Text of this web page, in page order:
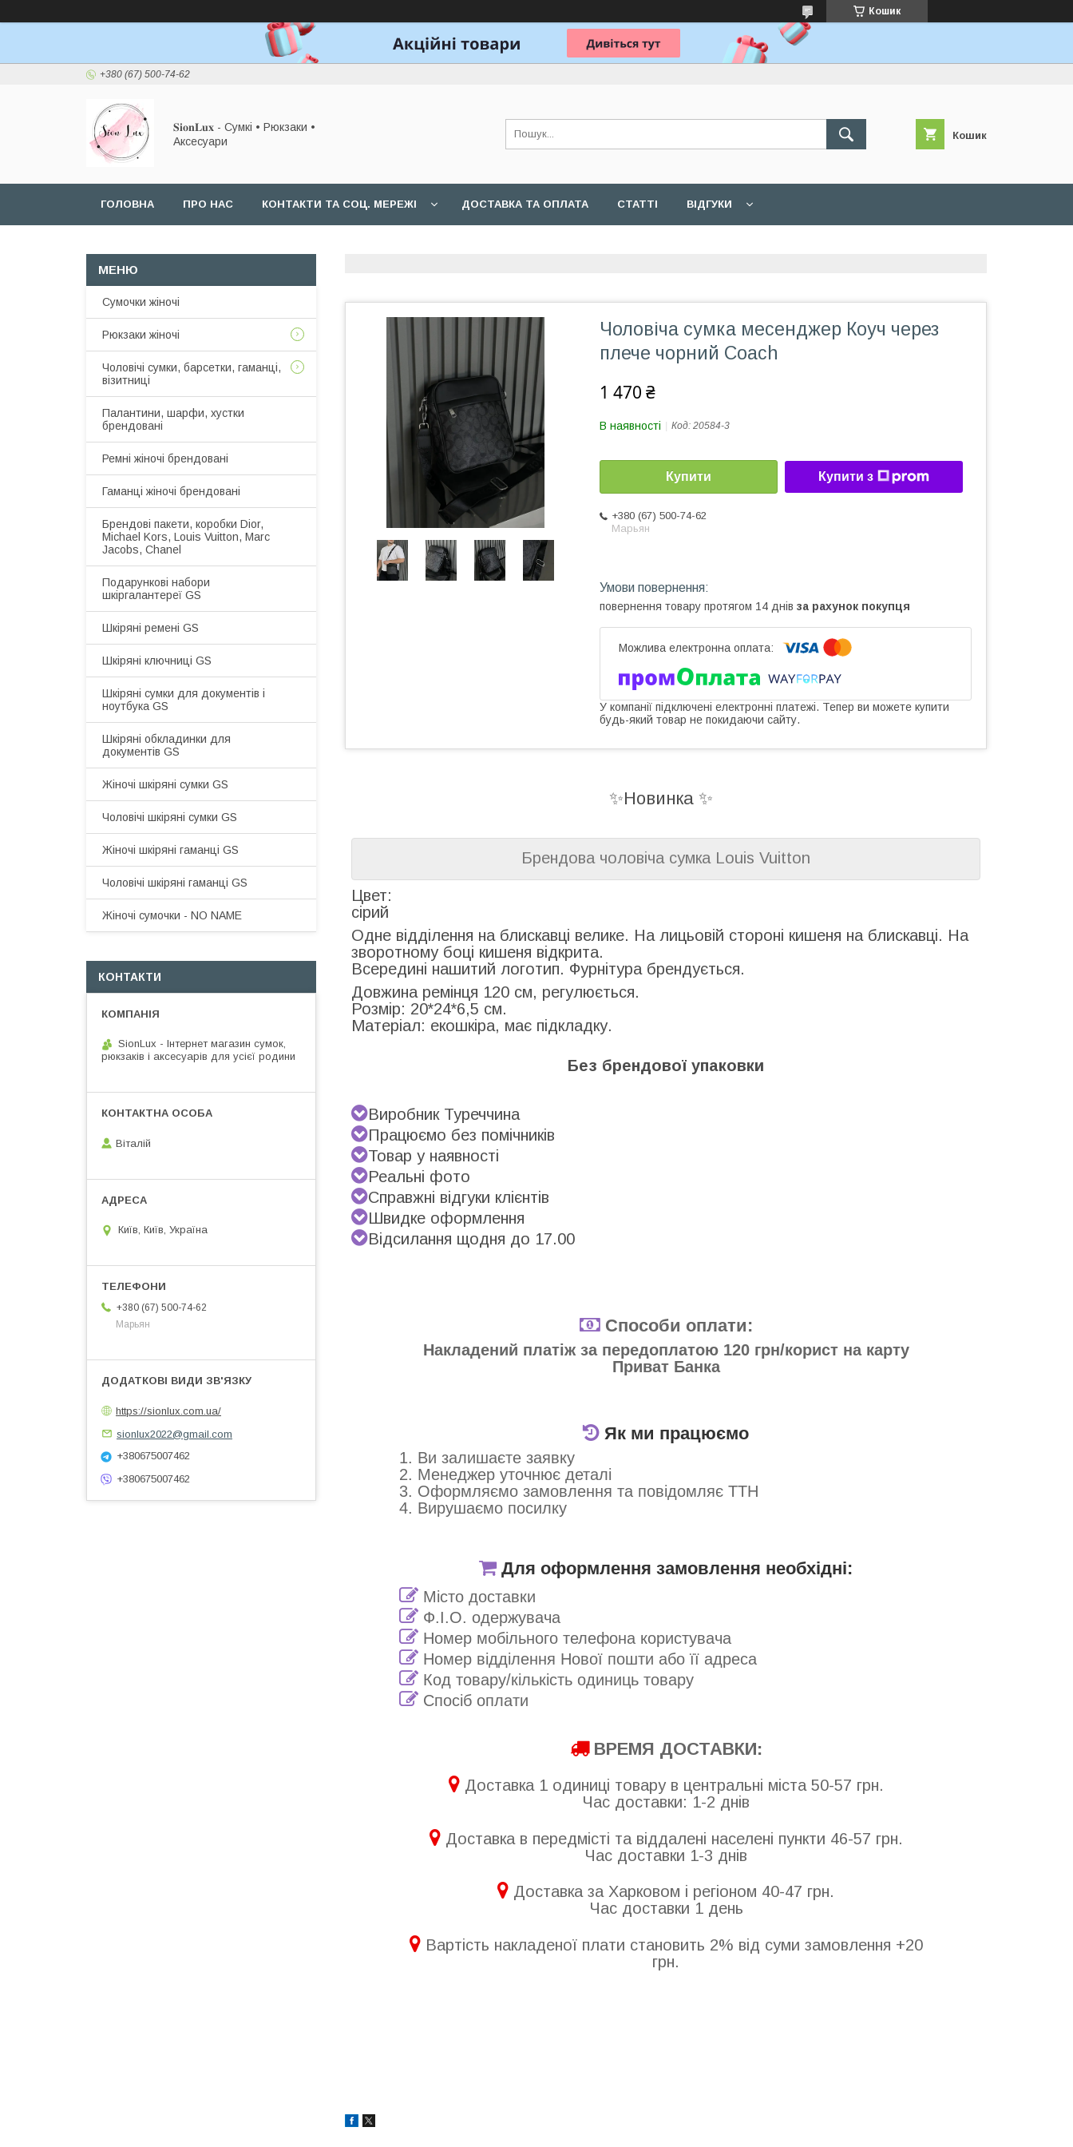
Кошик
+380 (67) 500-74-62
𝐒𝐢𝐨𝐧𝐋𝐮𝐱 - Сумкі • Рюкзаки •
Аксесуари
Кошик
ГОЛОВНА ПРО НАС КОНТАКТИ ТА СОЦ. МЕРЕЖІ ДОСТАВКА ТА ОПЛАТА СТАТТІ ВІДГУКИ
Чоловіча сумка месенджер Коуч через
плече чорний Coach
1 470 ₴
В наявності Код: 20584-3
Купити Купити з
+380 (67) 500-74-62
Марьян
повернення товару протягом 14 днів за рахунок покупця
У компанії підключені електронні платежі. Тепер ви можете купити
будь-який товар не покидаючи сайту.
✨Новинка ✨
Брендова чоловіча сумка Louis Vuitton
Цвет:
сірий
Одне відділення на блискавці велике. На лицьовій стороні кишеня на блискавці. На
зворотному боці кишеня відкрита.
Всередині нашитий логотип. Фурнітура брендується.
Довжина ремінця 120 см, регулюється.
Розмір: 20*24*6,5 см.
Матеріал: екошкіра, має підкладку.
Без брендової упаковки
Виробник Туреччина
Працюємо без помічників
Товар у наявності
Реальні фото
Справжні відгуки клієнтів
Швидке оформлення
Відсилання щодня до 17.00
Способи оплати:
Накладений платіж за передоплатою 120 грн/корист на карту
Приват Банка
Як ми працюємо
1. Ви залишаєте заявку
2. Менеджер уточнює деталі
3. Оформляємо замовлення та повідомляє ТТН
4. Вирушаємо посилку
Для оформлення замовлення необхідні:
Місто доставки
Ф.І.О. одержувача
Номер мобільного телефона користувача
Номер відділення Нової пошти або її адреса
Код товару/кількість одиниць товару
Спосіб оплати
ВРЕМЯ ДОСТАВКИ:
Доставка 1 одиниці товару в центральні міста 50-57 грн.
Час доставки: 1-2 днів
Доставка в передмісті та віддалені населені пункти 46-57 грн.
Час доставки 1-3 днів
Доставка за Харковом і регіоном 40-47 грн.
Час доставки 1 день
Вартість накладеної плати становить 2% від суми замовлення +20
грн.
Сумочки жіночі
Рюкзаки жіночі
Чоловічі сумки, барсетки, гаманці,
візитниці
Палантини, шарфи, хустки
брендовані
Ремні жіночі брендовані
Гаманці жіночі брендовані
Брендові пакети, коробки Dior,
Michael Kors, Louis Vuitton, Marc
Jacobs, Chanel
Подарункові набори
шкіргалантереї GS
Шкіряні ремені GS
Шкіряні ключниці GS
Шкіряні сумки для документів і
ноутбука GS
Шкіряні обкладинки для
документів GS
Жіночі шкіряні сумки GS
Чоловічі шкіряні сумки GS
Жіночі шкіряні гаманці GS
Чоловічі шкіряні гаманці GS
Жіночі сумочки - NO NAME
КОНТАКТИ
SionLux - Інтернет магазин сумок,
рюкзаків і аксесуарів для усієї родини
Віталій
Київ, Київ, Україна
+380 (67) 500-74-62
Марьян
https://sionlux.com.ua/
sionlux2022@gmail.com
+380675007462
+380675007462